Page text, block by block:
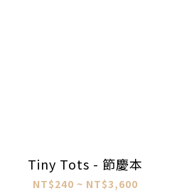
Tiny Tots - 節慶本
NT$240 ~ NT$3,600